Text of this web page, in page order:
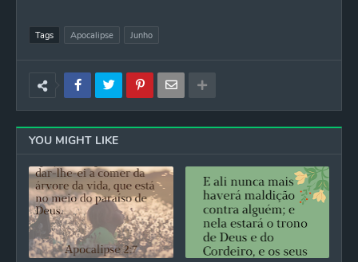
Tags Apocalipse Junho
YOU MIGHT LIKE